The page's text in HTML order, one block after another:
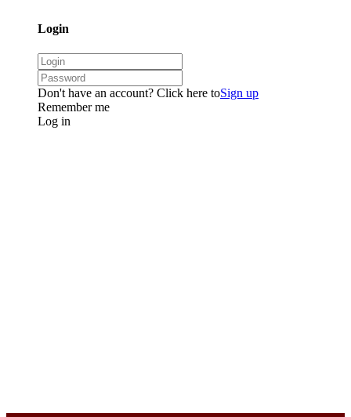
Login
Don't have an account? Click here toSign up
Remember me
Log in